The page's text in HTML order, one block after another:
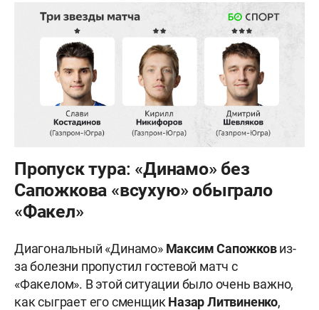
Пропуск тура: «Динамо» без
Сапожкова «всухую» обыграло
«Факел»
Диагональный «Динамо» Максим Сапожковиз-
за болезни пропустил гостевой матч с
«Факелом». В этой ситуации было очень важно,
как сыграет его сменщик Назар Литвиненко,